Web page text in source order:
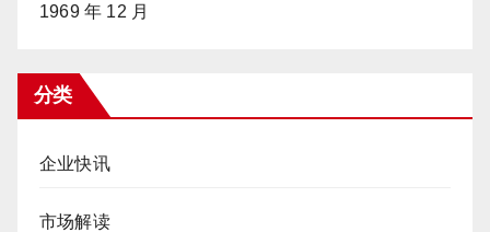
1969 年 12 月
分类
企业快讯
市场解读